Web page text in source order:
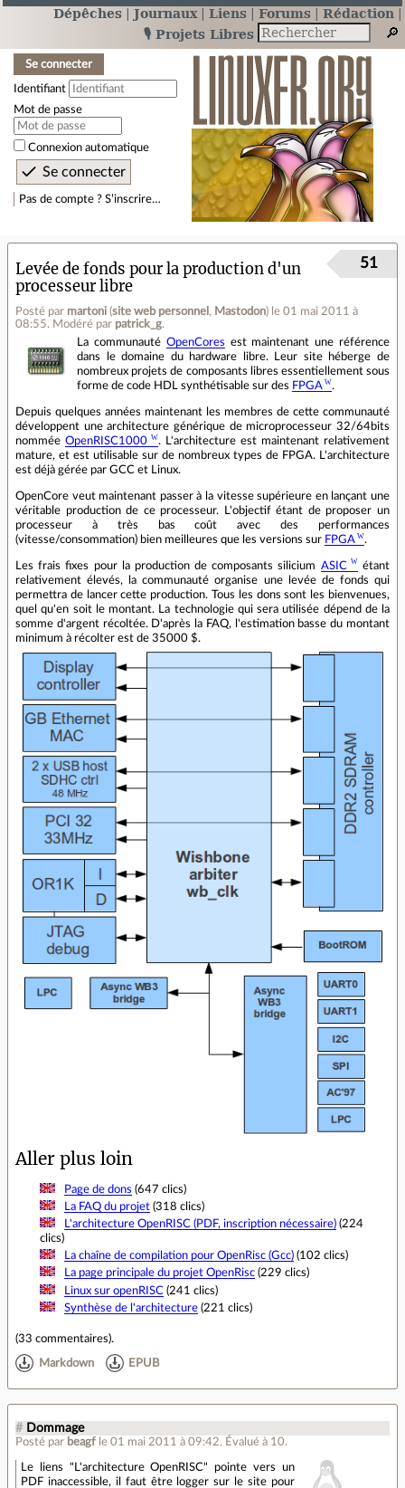
Dépêches Journaux Liens Forums
Rédaction
🎙️ Projets Libres
Se connecter
Identifiant
Mot de passe
Connexion automatique
Pas de compte ? S’inscrire…
Levée de fonds pour la production d'un
processeur libre
Posté par martoni (site web personnel , Mastodon) le 01 mai 2011 à
08:55. Modéré par patrick_g.
51
La communauté OpenCores est maintenant une référence
dans le domaine du hardware libre. Leur site héberge de
nombreux projets de composants libres essentiellement sous
forme de code HDL synthétisable sur des FPGA .
Depuis quelques années maintenant les membres de cette communauté
développent une architecture générique de microprocesseur 32/64bits
nommée OpenRISC1000
. L'architecture est maintenant relativement
mature, et est utilisable sur de nombreux types de FPGA. L'architecture
est déjà gérée par GCC et Linux.
OpenCore veut maintenant passer à la vitesse supérieure en lançant une
véritable production de ce processeur. L'objectif étant de proposer un
processeur à très bas coût avec des performances
(vitesse/consommation) bien meilleures que les versions sur FPGA .
Les frais fixes pour la production de composants silicium ASIC
étant
relativement élevés, la communauté organise une levée de fonds qui
permettra de lancer cette production. Tous les dons sont les bienvenues,
quel qu'en soit le montant. La technologie qui sera utilisée dépend de la
somme d'argent récoltée. D'après la FAQ, l'estimation basse du montant
minimum à récolter est de 35000 $.
Aller plus loin
Page de dons (647 clics)
La FAQ du projet(318 clics)
L'architecture OpenRISC (PDF, inscription nécessaire)(224
clics)
La chaîne de compilation pour OpenRisc (Gcc)(102 clics)
La page principale du projet OpenRisc(229 clics)
Linux sur openRISC(241 clics)
Synthèse de l'architecture(221 clics)
(33 commentaires).
Markdown EPUB
# Dommage
Posté par beagf le 01 mai 2011 à 09:42. Évalué à 10.
Le liens "L'architecture OpenRISC" pointe vers un
PDF inaccessible, il faut être logger sur le site pour